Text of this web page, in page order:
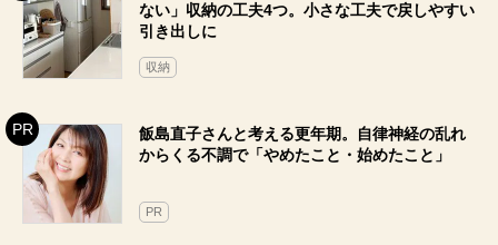
ない」収納の工夫4つ。小さな工夫で戻しやすい
引き出しに
収納
飯島直子さんと考える更年期。自律神経の乱れ
からくる不調で「やめたこと・始めたこと」
PR